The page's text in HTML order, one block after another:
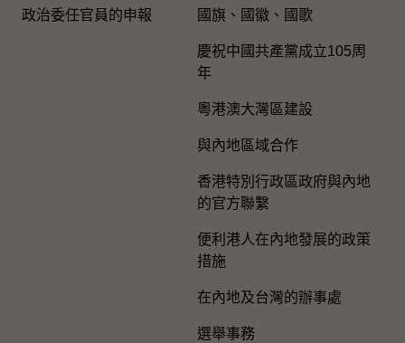
政治委任官員的申報 國旗、國徽、國歌
慶祝中國共產黨成立105周
年
粵港澳大灣區建設
與內地區域合作
香港特別行政區政府與內地
的官方聯繫
便利港人在內地發展的政策
措施
在內地及台灣的辦事處
選舉事務